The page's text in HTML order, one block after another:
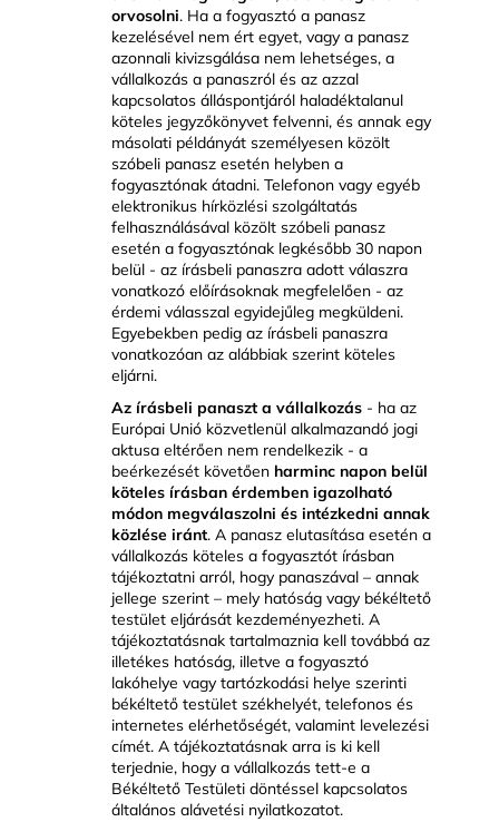
orvosolni. Ha a fogyasztó a panasz
kezelésével nem ért egyet, vagy a panasz
azonnali kivizsgálása nem lehetséges, a
vállalkozás a panaszról és az azzal
kapcsolatos álláspontjáról haladéktalanul
köteles jegyzőkönyvet felvenni, és annak egy
másolati példányát személyesen közölt
szóbeli panasz esetén helyben a
fogyasztónak átadni. Telefonon vagy egyéb
elektronikus hírközlési szolgáltatás
felhasználásával közölt szóbeli panasz
esetén a fogyasztónak legkésőbb 30 napon
belül - az írásbeli panaszra adott válaszra
vonatkozó előírásoknak megfelelően - az
érdemi válasszal egyidejűleg megküldeni.
Egyebekben pedig az írásbeli panaszra
vonatkozóan az alábbiak szerint köteles
eljárni.
Az írásbeli panaszt a vállalkozás - ha az
Európai Unió közvetlenül alkalmazandó jogi
aktusa eltérően nem rendelkezik - a
beérkezését követően harminc napon belül
köteles írásban érdemben igazolható
módon megválaszolni és intézkedni annak
közlése iránt. A panasz elutasítása esetén a
vállalkozás köteles a fogyasztót írásban
tájékoztatni arról, hogy panaszával – annak
jellege szerint – mely hatóság vagy békéltető
testület eljárását kezdeményezheti. A
tájékoztatásnak tartalmaznia kell továbbá az
illetékes hatóság, illetve a fogyasztó
lakóhelye vagy tartózkodási helye szerinti
békéltető testület székhelyét, telefonos és
internetes elérhetőségét, valamint levelezési
címét. A tájékoztatásnak arra is ki kell
terjednie, hogy a vállalkozás tett-e a
Békéltető Testületi döntéssel kapcsolatos
általános alávetési nyilatkozatot.